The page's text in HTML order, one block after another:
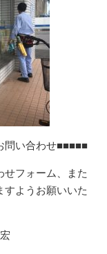
い合わせ■■■■■
せフォーム、また
すようお願いいた